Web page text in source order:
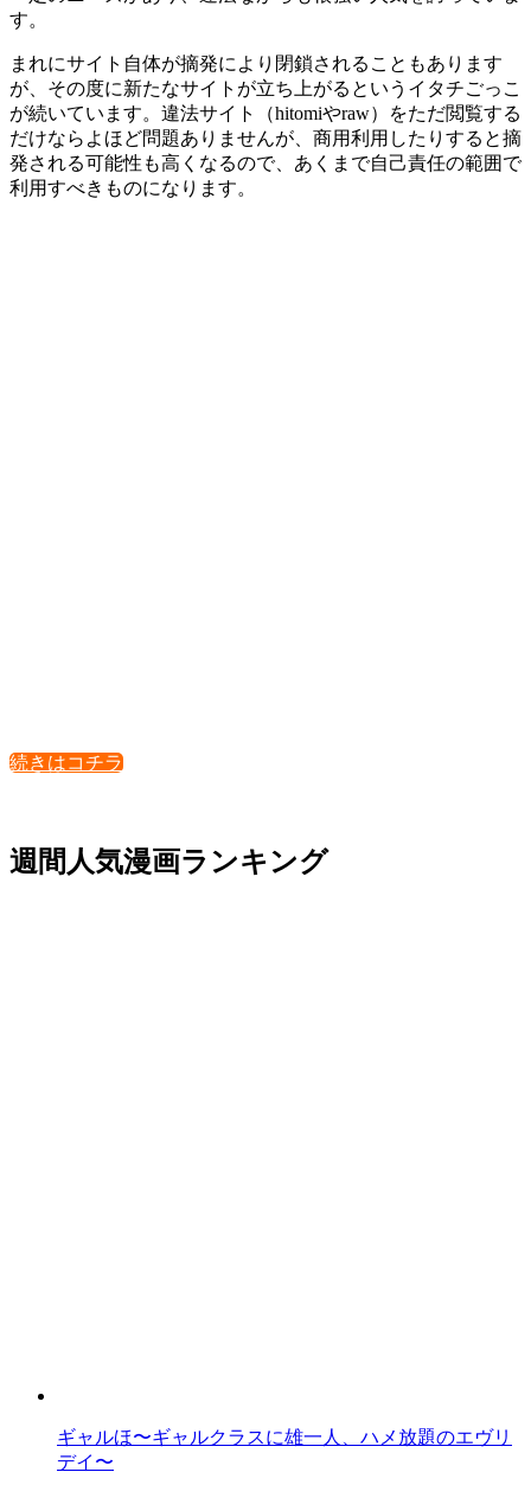
す。
まれにサイト自体が摘発により閉鎖されることもあります
が、その度に新たなサイトが立ち上がるというイタチごっこ
が続いています。違法サイト（hitomiやraw）をただ閲覧する
だけならよほど問題ありませんが、商用利用したりすると摘
発される可能性も高くなるので、あくまで自己責任の範囲で
利用すべきものになります。
続きはコチラ
週間人気漫画ランキング
ギャルほ〜ギャルクラスに雄一人、ハメ放題のエヴリ
デイ〜